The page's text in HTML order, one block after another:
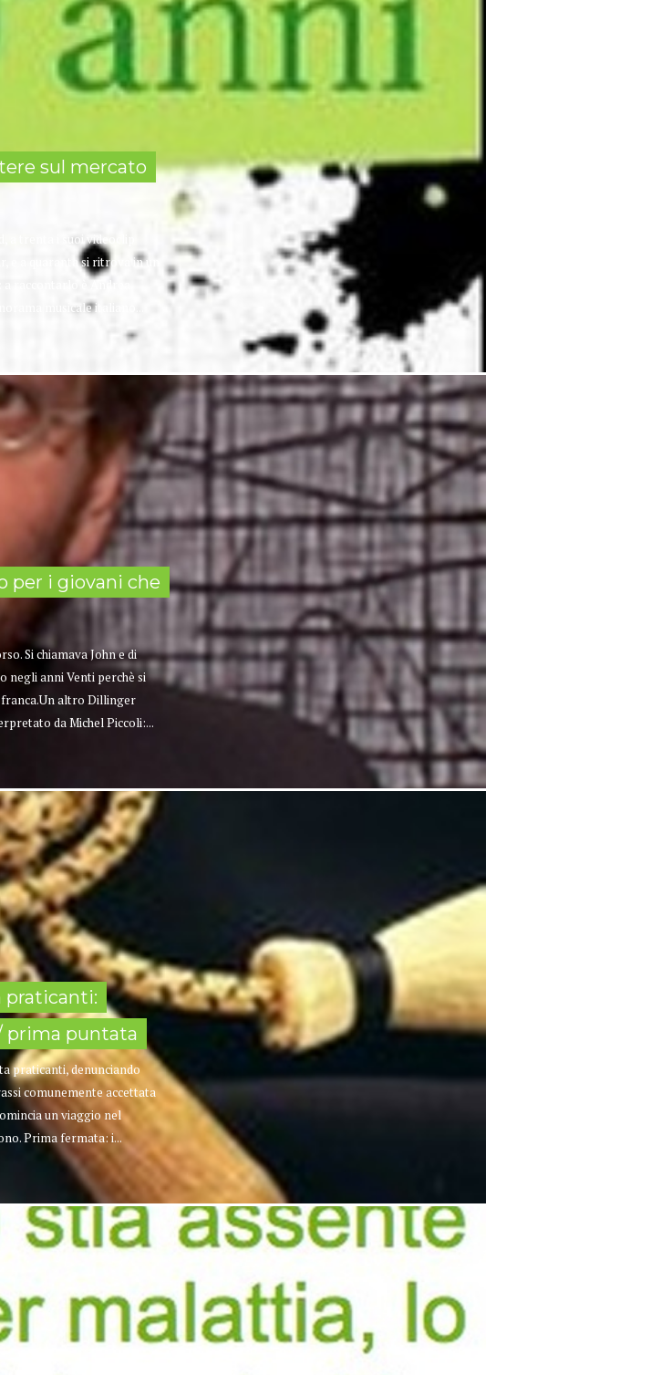
sul mercato
a trenta i suoi videoclip
e a quaranta si ritrova in un
raccontarlo è Andrea
musicale italiano...
per i giovani che
Si chiamava John e di
negli anni Venti perchè si
franca.Un altro Dillinger
da Michel Piccoli:...
praticanti:
prima puntata
praticanti, denunciando
comunemente accettata
un viaggio nel
Prima fermata: i...